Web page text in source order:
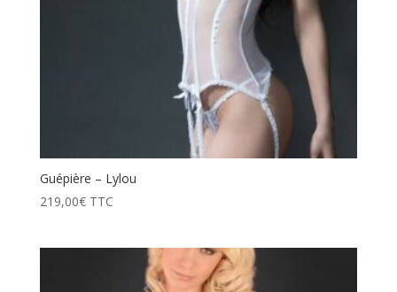
Guépière – Lylou
219,00€ TTC